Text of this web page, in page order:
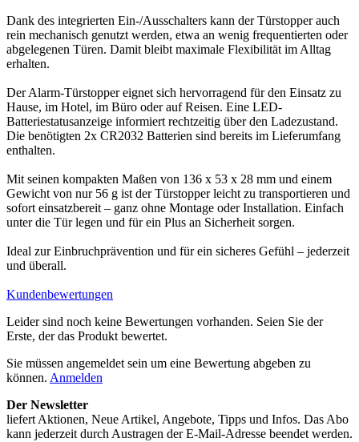
Dank des integrierten Ein-/Ausschalters kann der Türstopper auch
rein mechanisch genutzt werden, etwa an wenig frequentierten oder
abgelegenen Türen. Damit bleibt maximale Flexibilität im Alltag
erhalten.
Der Alarm-Türstopper eignet sich hervorragend für den Einsatz zu
Hause, im Hotel, im Büro oder auf Reisen. Eine LED-
Batteriestatusanzeige informiert rechtzeitig über den Ladezustand.
Die benötigten 2x CR2032 Batterien sind bereits im Lieferumfang
enthalten.
Mit seinen kompakten Maßen von 136 x 53 x 28 mm und einem
Gewicht von nur 56 g ist der Türstopper leicht zu transportieren und
sofort einsatzbereit – ganz ohne Montage oder Installation. Einfach
unter die Tür legen und für ein Plus an Sicherheit sorgen.
Ideal zur Einbruchprävention und für ein sicheres Gefühl – jederzeit
und überall.
Kundenbewertungen
Leider sind noch keine Bewertungen vorhanden. Seien Sie der
Erste, der das Produkt bewertet.
Sie müssen angemeldet sein um eine Bewertung abgeben zu
können. Anmelden
Der Newsletter
liefert Aktionen, Neue Artikel, Angebote, Tipps und Infos. Das Abo
kann jederzeit durch Austragen der E-Mail-Adresse beendet werden.